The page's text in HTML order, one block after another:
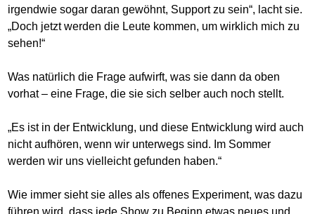
irgendwie sogar daran gewöhnt, Support zu sein“, lacht sie.
„Doch jetzt werden die Leute kommen, um wirklich mich zu
sehen!“
Was natürlich die Frage aufwirft, was sie dann da oben
vorhat – eine Frage, die sie sich selber auch noch stellt.
„Es ist in der Entwicklung, und diese Entwicklung wird auch
nicht aufhören, wenn wir unterwegs sind. Im Sommer
werden wir uns vielleicht gefunden haben.“
Wie immer sieht sie alles als offenes Experiment, was dazu